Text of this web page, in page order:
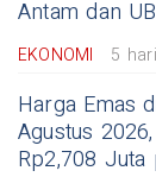
Antam dan
EKONOMI 5 hari
Harga Emas
Agustus
Rp2,708 Juta